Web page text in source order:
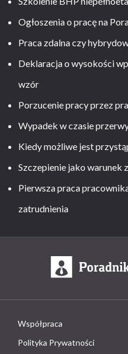
Ogłoszenia o pracę na
Praca zdalna czy
Deklaracja o wysokości
wzór
Porzucenie pracy przez
Wypadek w czasie
Kiedy możliwe jest
Szczepienie jako warunek
Pierwsza praca
zatrudnienia
Współpraca
Polityka Prywatności